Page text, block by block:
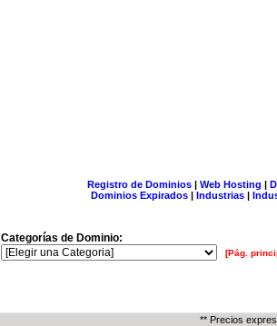
Registro de Dominios| Web Hosting |
Dominios Expirados | Industrias |
Categorías de Dominio:
[Pág.
** Precios